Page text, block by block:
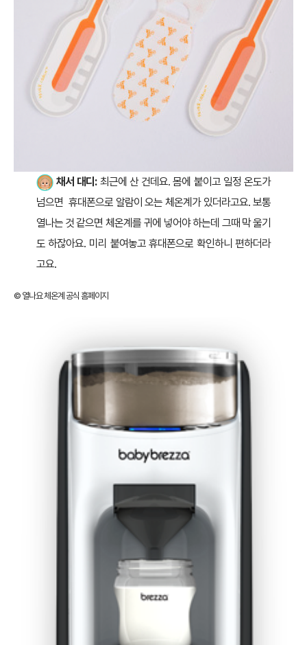
채서 대디: 최근에 산 건데요. 몸에 붙이고 일정 온도가
넘으면 휴대폰으로 알람이 오는 체온계가 있더라고요. 보통
열나는 것 같으면 체온계를 귀에 넣어야 하는데 그때 막 울기
도 하잖아요. 미리 붙여놓고 휴대폰으로 확인하니 편하더라
고요.
© 열나요 체온계 공식 홈페이지